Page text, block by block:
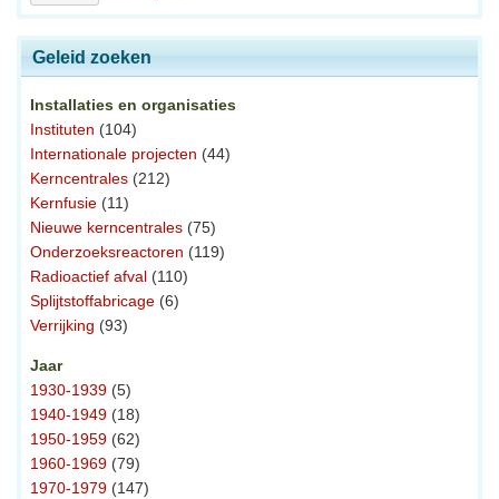
Geleid zoeken
Installaties en organisaties
Instituten (104)
Internationale projecten (44)
Kerncentrales (212)
Kernfusie (11)
Nieuwe kerncentrales (75)
Onderzoeksreactoren (119)
Radioactief afval (110)
Splijtstoffabricage (6)
Verrijking (93)
Jaar
1930-1939 (5)
1940-1949 (18)
1950-1959 (62)
1960-1969 (79)
1970-1979 (147)